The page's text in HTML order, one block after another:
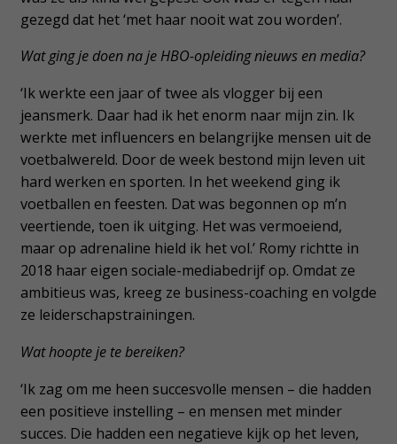
gezegd dat het ‘met haar nooit wat zou worden’.
Wat ging je doen na je HBO-opleiding nieuws en media?
‘Ik werkte een jaar of twee als vlogger bij een
jeansmerk. Daar had ik het enorm naar mijn zin. Ik
werkte met influencers en belangrijke mensen uit de
voetbalwereld. Door de week bestond mijn leven uit
hard werken en sporten. In het weekend ging ik
voetballen en feesten. Dat was begonnen op m’n
veertiende, toen ik uitging. Het was vermoeiend,
maar op adrenaline hield ik het vol.’ Romy richtte in
2018 haar eigen sociale-mediabedrijf op. Omdat ze
ambitieus was, kreeg ze business-coaching en volgde
ze leiderschapstrainingen.
Wat hoopte je te bereiken?
‘Ik zag om me heen succesvolle mensen – die hadden
een positieve instelling – en mensen met minder
succes. Die hadden een negatieve kijk op het leven,